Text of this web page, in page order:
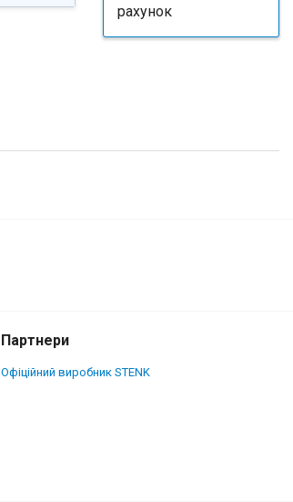
рахунок
Партнери
Офіційний виробник STENK